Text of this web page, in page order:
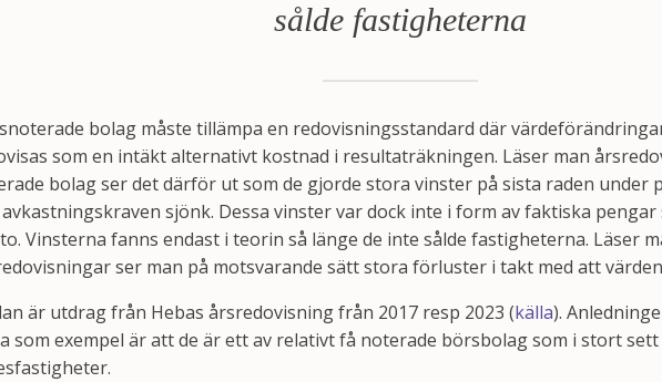
sålde fastigheterna
bolag måste tillämpa en redovisningsstandard där
som en intäkt alternativt kostnad i resultaträkningen. Läser man
bolag ser det därför ut som de gjorde stora vinster på sista raden under
sjönk. Dessa vinster var dock inte i form av faktiska
Vinsterna fanns endast i teorin så länge de inte sålde fastigheterna. Läser
ser man på motsvarande sätt stora förluster i takt med att
är utdrag från Hebas årsredovisning från 2017 resp 2023 (källa).
som exempel är att de är ett av relativt få noterade börsbolag som i stort